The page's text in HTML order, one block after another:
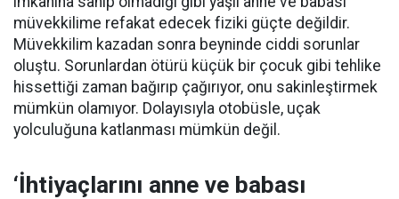
müvekkilime refakat edecek fiziki güçte değildir.
Müvekkilim kazadan sonra beyninde ciddi sorunlar
oluştu. Sorunlardan ötürü küçük bir çocuk gibi tehlike
hissettiği zaman bağırıp çağırıyor, onu sakinleştirmek
mümkün olamıyor. Dolayısıyla otobüsle, uçak
yolculuğuna katlanması mümkün değil.
‘İhtiyaçlarını anne ve babası